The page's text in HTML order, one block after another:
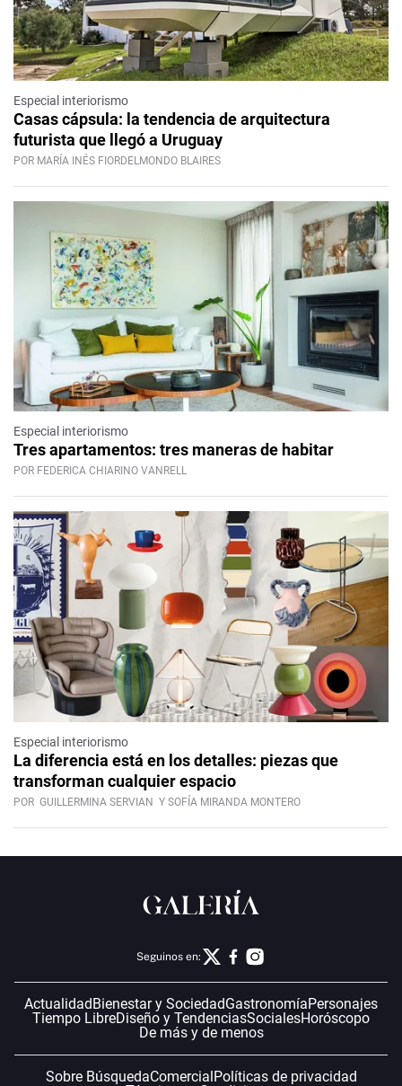
Especial interiorismo
Casas cápsula: la tendencia de arquitectura
futurista que llegó a Uruguay
POR MARÍA INÉS FIORDELMONDO BLAIRES
Especial interiorismo
Tres apartamentos: tres maneras de habitar
POR FEDERICA CHIARINO VANRELL
Especial interiorismo
La diferencia está en los detalles: piezas que
transforman cualquier espacio
POR GUILLERMINA SERVIAN Y SOFÍA MIRANDA MONTERO
Seguinos en:
ActualidadBienestar y SociedadGastronomíaPersonajes
Tiempo LibreDiseño y TendenciasSocialesHoróscopo
De más y de menos
Sobre BúsquedaComercialPolíticas de privacidad